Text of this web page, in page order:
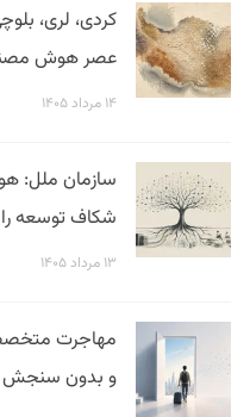
کردی، لری،
عصر هوش
۱۴ مرداد ۱۴۰۵
سازمان ملل:
شکاف توسعه
۱۳ مرداد ۱۴۰۵
مهاجرت
و بدون سنجش